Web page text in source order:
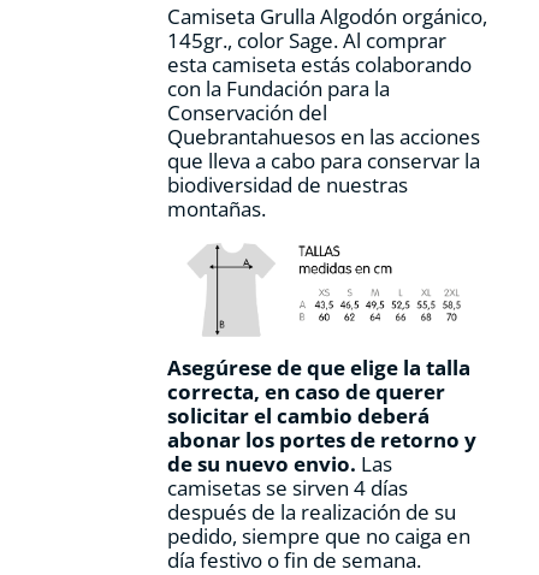
página
de
producto
Camiseta Grulla Algodón orgánico,
145gr., color Sage. Al comprar
esta camiseta estás colaborando
con la Fundación para la
Conservación del
Quebrantahuesos en las acciones
que lleva a cabo para conservar la
biodiversidad de nuestras
montañas.
Asegúrese de que elige la talla
correcta, en caso de querer
solicitar el cambio deberá
abonar los portes de retorno y
de su nuevo envio. Las
camisetas se sirven 4 días
después de la realización de su
pedido, siempre que no caiga en
día festivo o fin de semana.